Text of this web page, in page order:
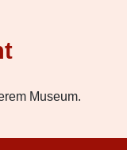
Museum.